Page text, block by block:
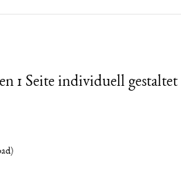
1 Seite individuell gestaltet